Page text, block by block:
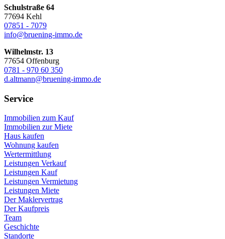
Schulstraße 64
77694 Kehl
07851 - 7079
info@bruening-immo.de
Wilhelmstr. 13
77654 Offenburg
0781 - 970 60 350
d.altmann@bruening-immo.de
Service
Immobilien zum Kauf
Immobilien zur Miete
Haus kaufen
Wohnung kaufen
Wertermittlung
Leistungen Verkauf
Leistungen Kauf
Leistungen Vermietung
Leistungen Miete
Der Maklervertrag
Der Kaufpreis
Team
Geschichte
Standorte